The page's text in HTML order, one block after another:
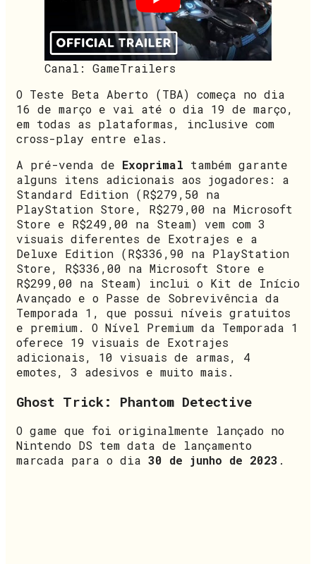
Canal: GameTrailers
O Teste Beta Aberto (TBA) começa no dia
16 de março e vai até o dia 19 de março,
em todas as plataformas, inclusive com
cross-play entre elas.
A pré-venda de Exoprimal também garante
alguns itens adicionais aos jogadores: a
Standard Edition (R$279,50 na
PlayStation Store, R$279,00 na Microsoft
Store e R$249,00 na Steam) vem com 3
visuais diferentes de Exotrajes e a
Deluxe Edition (R$336,90 na PlayStation
Store, R$336,00 na Microsoft Store e
R$299,00 na Steam) inclui o Kit de Início
Avançado e o Passe de Sobrevivência da
Temporada 1, que possui níveis gratuitos
e premium. O Nível Premium da Temporada 1
oferece 19 visuais de Exotrajes
adicionais, 10 visuais de armas, 4
emotes, 3 adesivos e muito mais.
Ghost Trick: Phantom Detective
O game que foi originalmente lançado no
Nintendo DS tem data de lançamento
marcada para o dia 30 de junho de 2023 .